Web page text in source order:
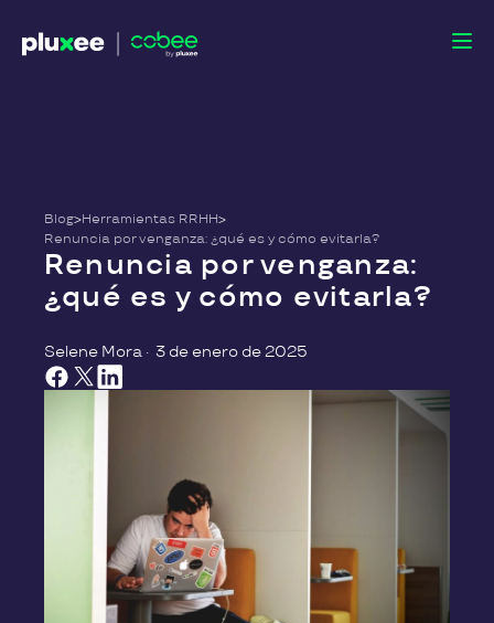
Renuncia por venganza:
¿qué es y cómo evitarla?
Selene Mora · 3 de enero de 2025
Blog>Herramientas RRHH>
Renuncia por venganza: ¿qué es y cómo evitarla?